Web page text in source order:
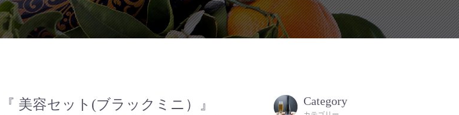
『 美容セット(ブラックミニ）』
Category